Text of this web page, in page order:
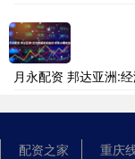
月永配资 邦达亚洲:
配资之家 重庆